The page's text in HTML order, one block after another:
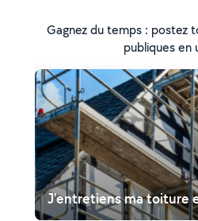
Gagnez du temps : postez
publiques en
J'entretiens ma toiture